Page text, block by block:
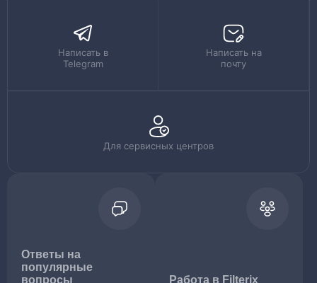
Написать в
Telegram
Написать на
почту
Для сервисных центров
Ответы на
популярные
вопросы
Работа в Filterix